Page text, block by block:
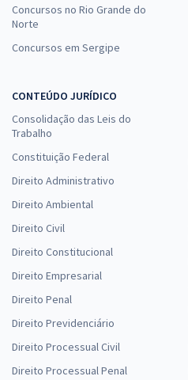
Concursos no Rio Grande do
Norte
Concursos em Sergipe
CONTEÚDO JURÍDICO
Consolidação das Leis do
Trabalho
Constituição Federal
Direito Administrativo
Direito Ambiental
Direito Civil
Direito Constitucional
Direito Empresarial
Direito Penal
Direito Previdenciário
Direito Processual Civil
Direito Processual Penal